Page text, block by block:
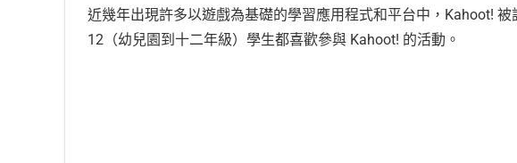
近幾年出現許多以遊戲為基礎的學習應用程式和平台中，Kahoot!
12（幼兒園到十二年級）學生都喜歡參與 Kahoot! 的活動。